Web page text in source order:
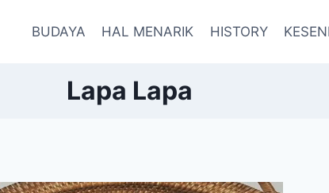
BUDAYA HAL MENARIK HISTORY
Lapa Lapa